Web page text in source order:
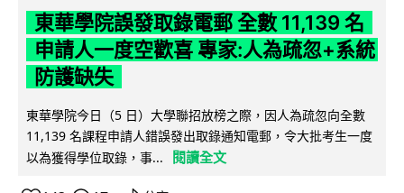
東華學院誤發取錄電郵 全數 11,139 名
申請人一度空歡喜 專家:人為疏忽+系統
防護缺失
東華學院今日（5 日）大學聯招放榜之際，因人為疏忽向全數
11,139 名課程申請人錯誤發出取錄通知電郵，令大批考生一度
以為獲得學位取錄，事...
閱讀全文